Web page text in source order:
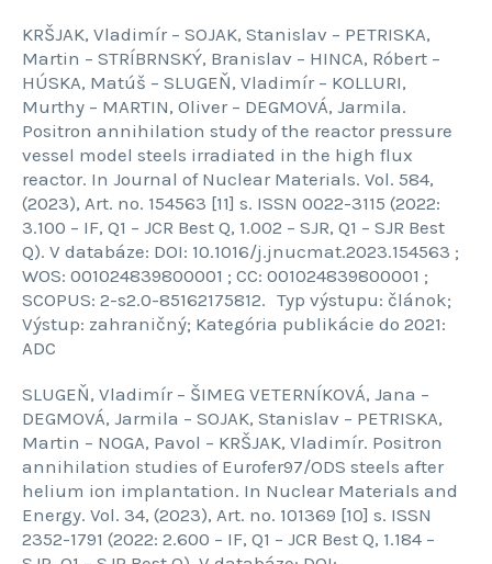
KRŠJAK, Vladimír – SOJAK, Stanislav – PETRISKA,
Martin – STRÍBRNSKÝ, Branislav – HINCA, Róbert –
HÚSKA, Matúš – SLUGEŇ, Vladimír – KOLLURI,
Murthy – MARTIN, Oliver – DEGMOVÁ, Jarmila.
Positron annihilation study of the reactor pressure
vessel model steels irradiated in the high flux
reactor. In Journal of Nuclear Materials. Vol. 584,
(2023), Art. no. 154563 [11] s. ISSN 0022-3115 (2022:
3.100 – IF, Q1 – JCR Best Q, 1.002 – SJR, Q1 – SJR Best
Q). V databáze: DOI: 10.1016/j.jnucmat.2023.154563 ;
WOS: 001024839800001 ; CC: 001024839800001 ;
SCOPUS: 2-s2.0-85162175812. Typ výstupu: článok;
Výstup: zahraničný; Kategória publikácie do 2021:
ADC
SLUGEŇ, Vladimír – ŠIMEG VETERNÍKOVÁ, Jana –
DEGMOVÁ, Jarmila – SOJAK, Stanislav – PETRISKA,
Martin – NOGA, Pavol – KRŠJAK, Vladimír. Positron
annihilation studies of Eurofer97/ODS steels after
helium ion implantation. In Nuclear Materials and
Energy. Vol. 34, (2023), Art. no. 101369 [10] s. ISSN
2352-1791 (2022: 2.600 – IF, Q1 – JCR Best Q, 1.184 –